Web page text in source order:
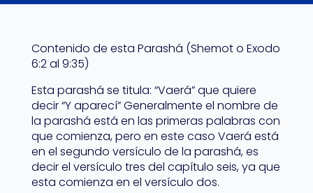
Contenido de esta Parashá (Shemot o Exodo
6:2 al 9:35)
Esta parashá se titula: “Vaerá” que quiere
decir “Y aparecí” Generalmente el nombre de
la parashá está en las primeras palabras con
que comienza, pero en este caso Vaerá está
en el segundo versículo de la parashá, es
decir el versículo tres del capítulo seis, ya que
esta comienza en el versículo dos.